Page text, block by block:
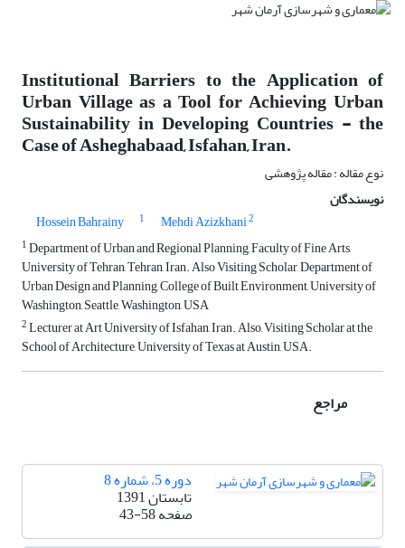
Institutional Barriers to the Application of
Urban Village as a Tool for Achieving Urban
Sustainability in Developing Countries - the
Case of Asheghabaad, Isfahan, Iran.
نوع مقاله : مقاله پژوهشی
نویسندگان
Hossein Bahrainy
1 Mehdi Azizkhani2
1Department of Urban and Regional Planning, Faculty of Fine Arts,
University of Tehran, Tehran, Iran. Also Visiting Scholar, Department of
Urban Design and Planning, College of Built Environment, University of
Washington, Seattle, Washington, USA
2Lecturer at Art University of Isfahan, Iran. Also, Visiting Scholar at the
School of Architecture, University of Texas at Austin, USA.
مراجع
دوره 5، شماره 8
تابستان 1391
صفحه43-58